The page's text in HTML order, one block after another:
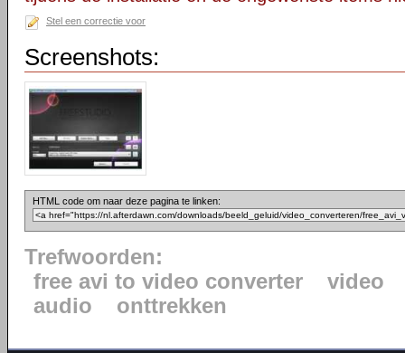
Stel een correctie voor
Screenshots:
HTML code om naar deze pagina te linken:
Trefwoorden:
free avi to video converter
video
audio
onttrekken